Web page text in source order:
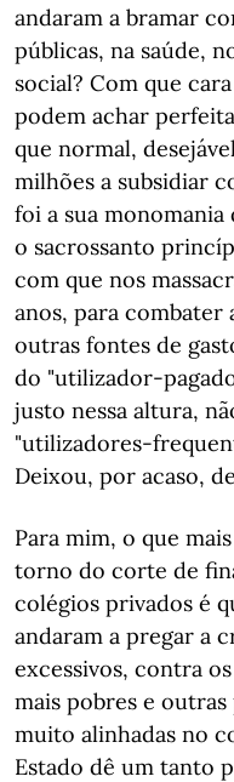
andaram a bramar
públicas, na saúde,
social? Com que
podem achar
que normal,
milhões a subsidiar
foi a sua monomania
o sacrossanto
com que nos
anos, para combater
outras fontes de
do "utilizador-
justo nessa altura,
"utilizadores-
Deixou, por acaso,
Para mim, o que
torno do corte de
colégios privados é
andaram a pregar a
excessivos, contra
mais pobres e
muito alinhadas no
Estado dê um tanto